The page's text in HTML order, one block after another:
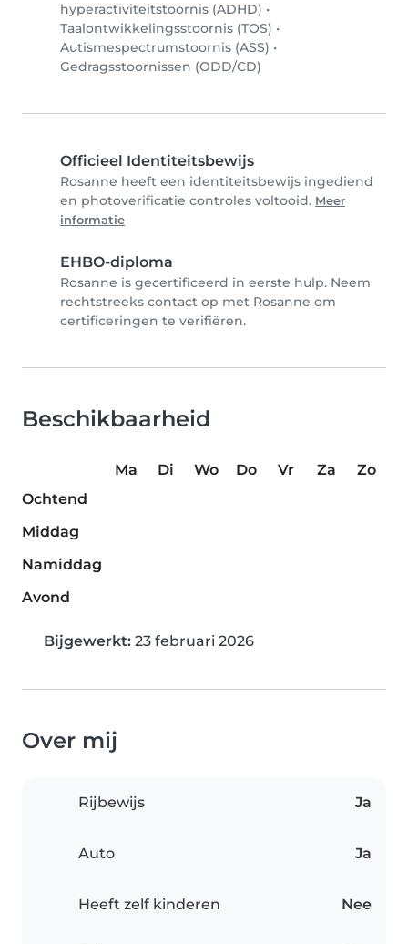
hyperactiviteitstoornis (ADHD) •
Taalontwikkelingsstoornis (TOS) •
Autismespectrumstoornis (ASS) •
Gedragsstoornissen (ODD/CD)
Officieel Identiteitsbewijs
Rosanne heeft een identiteitsbewijs ingediend
en photoverificatie controles voltooid. Meer
informatie
EHBO-diploma
Rosanne is gecertificeerd in eerste hulp. Neem
rechtstreeks contact op met Rosanne om
certificeringen te verifiëren.
Beschikbaarheid
Ma Di Wo Do Vr Za
Zo
Ochtend
Middag
Namiddag
Avond
Bijgewerkt: 23 februari 2026
Over mij
Rijbewijs Ja
Auto Ja
Heeft zelf kinderen Nee